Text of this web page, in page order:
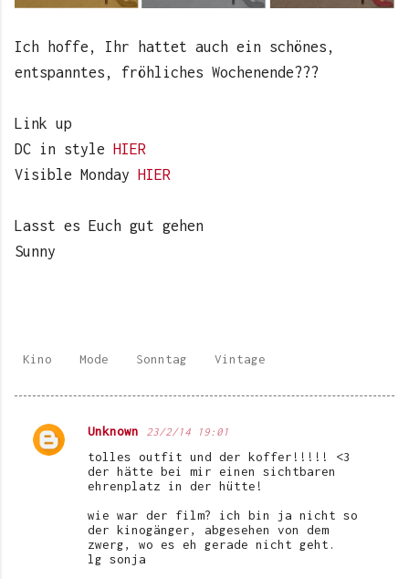
Ich hoffe, Ihr hattet auch ein schönes,
entspanntes, fröhliches Wochenende???
Link up
DC in style HIER
Visible Monday HIER
Lasst es Euch gut gehen
Sunny
Kino Mode Sonntag Vintage
K
Unknown 23/2/14 19:01
tolles outfit und der koffer!!!!! <3
der hätte bei mir einen sichtbaren
ehrenplatz in der hütte!
wie war der film? ich bin ja nicht so
der kinogänger, abgesehen von dem
zwerg, wo es eh gerade nicht geht.
lg sonja